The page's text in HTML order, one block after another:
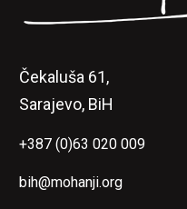
Čekaluša 61,
Sarajevo, BiH
+387 (0)63 020 009
bih@mohanji.org